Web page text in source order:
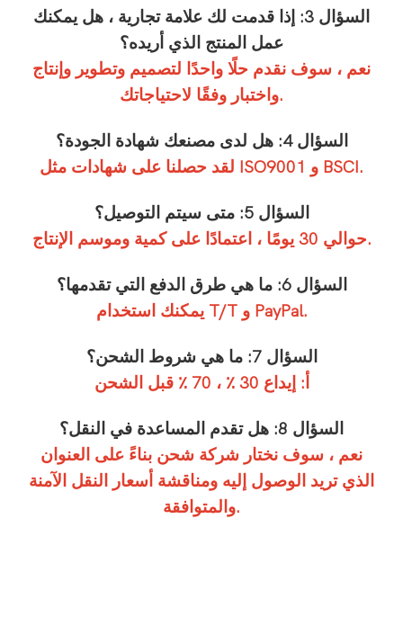
السؤال 3: إذا قدمت لك علامة تجارية ، هل يمكنك
عمل المنتج الذي أريده؟
نعم ، سوف نقدم حلًا واحدًا لتصميم وتطوير وإنتاج
واختبار وفقًا لاحتياجاتك.
السؤال 4: هل لدى مصنعك شهادة الجودة؟
لقد حصلنا على شهادات مثل ISO9001 و BSCI.
السؤال 5: متى سيتم التوصيل؟
حوالي 30 يومًا ، اعتمادًا على كمية وموسم الإنتاج.
السؤال 6: ما هي طرق الدفع التي تقدمها؟
يمكنك استخدام T/T و PayPal.
السؤال 7: ما هي شروط الشحن؟
أ: إيداع 30 ٪ ، 70 ٪ قبل الشحن
السؤال 8: هل تقدم المساعدة في النقل؟
نعم ، سوف نختار شركة شحن بناءً على العنوان
الذي تريد الوصول إليه ومناقشة أسعار النقل الآمنة
والمتوافقة.